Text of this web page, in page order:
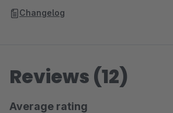
Changelog
Reviews (12)
Average rating